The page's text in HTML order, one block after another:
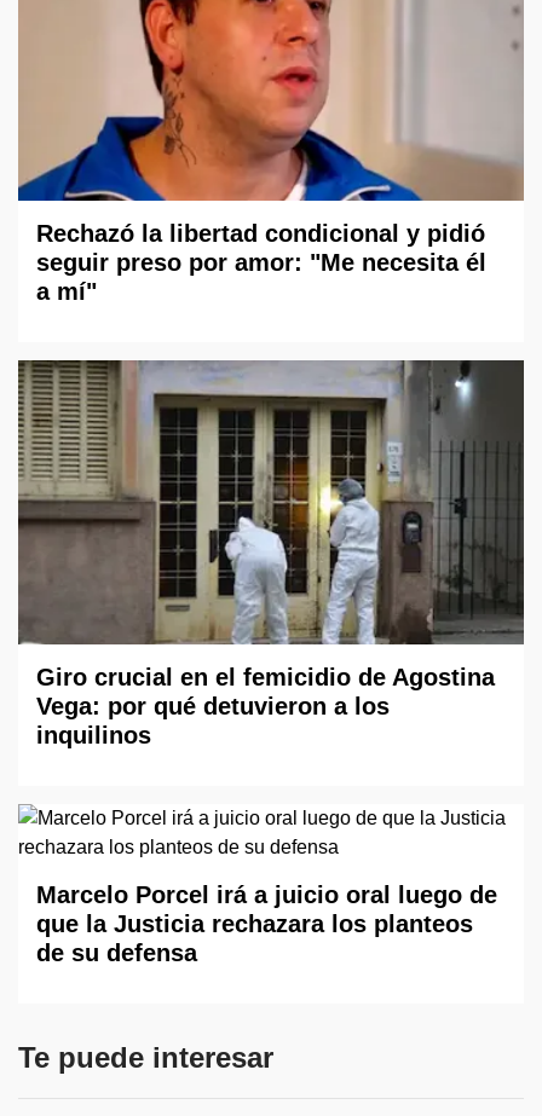
Rechazó la libertad condicional y pidió
seguir preso por amor: "Me necesita él
a mí"
Giro crucial en el femicidio de Agostina
Vega: por qué detuvieron a los
inquilinos
Marcelo Porcel irá a juicio oral luego de
que la Justicia rechazara los planteos
de su defensa
Te puede interesar